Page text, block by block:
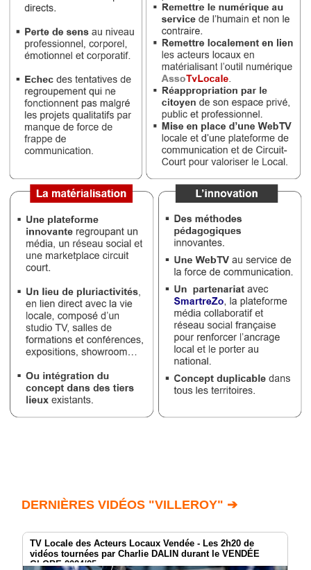
DERNIÈRES VIDÉOS "VILLEROY" ➔
TV Locale des Acteurs Locaux Vendée - Les 2h20 de
vidéos tournées par Charlie DALIN durant le VENDÉE
GLOBE 2024/25